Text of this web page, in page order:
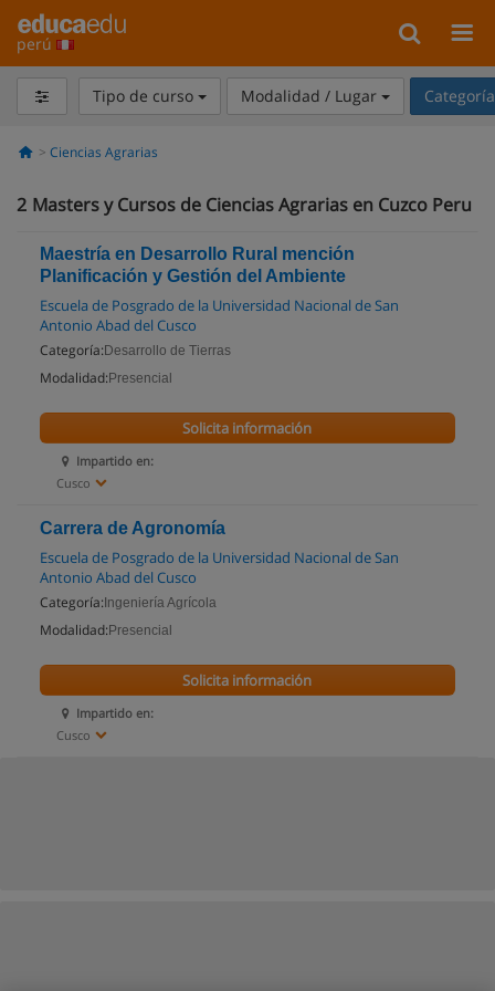
perú
Tipo de curso Modalidad / Lugar
Ciencias Agrarias
2 Masters y Cursos de Ciencias Agrarias en Cuzco Peru
Maestría en Desarrollo Rural mención
Planificación y Gestión del Ambiente
Escuela de Posgrado de la Universidad Nacional de San
Antonio Abad del Cusco
Categoría: Desarrollo de Tierras
Modalidad: Presencial
Impartido en:
Cusco
Solicita información
Carrera de Agronomía
Escuela de Posgrado de la Universidad Nacional de San
Antonio Abad del Cusco
Categoría: Ingeniería Agrícola
Modalidad: Presencial
Impartido en:
Cusco
Solicita información